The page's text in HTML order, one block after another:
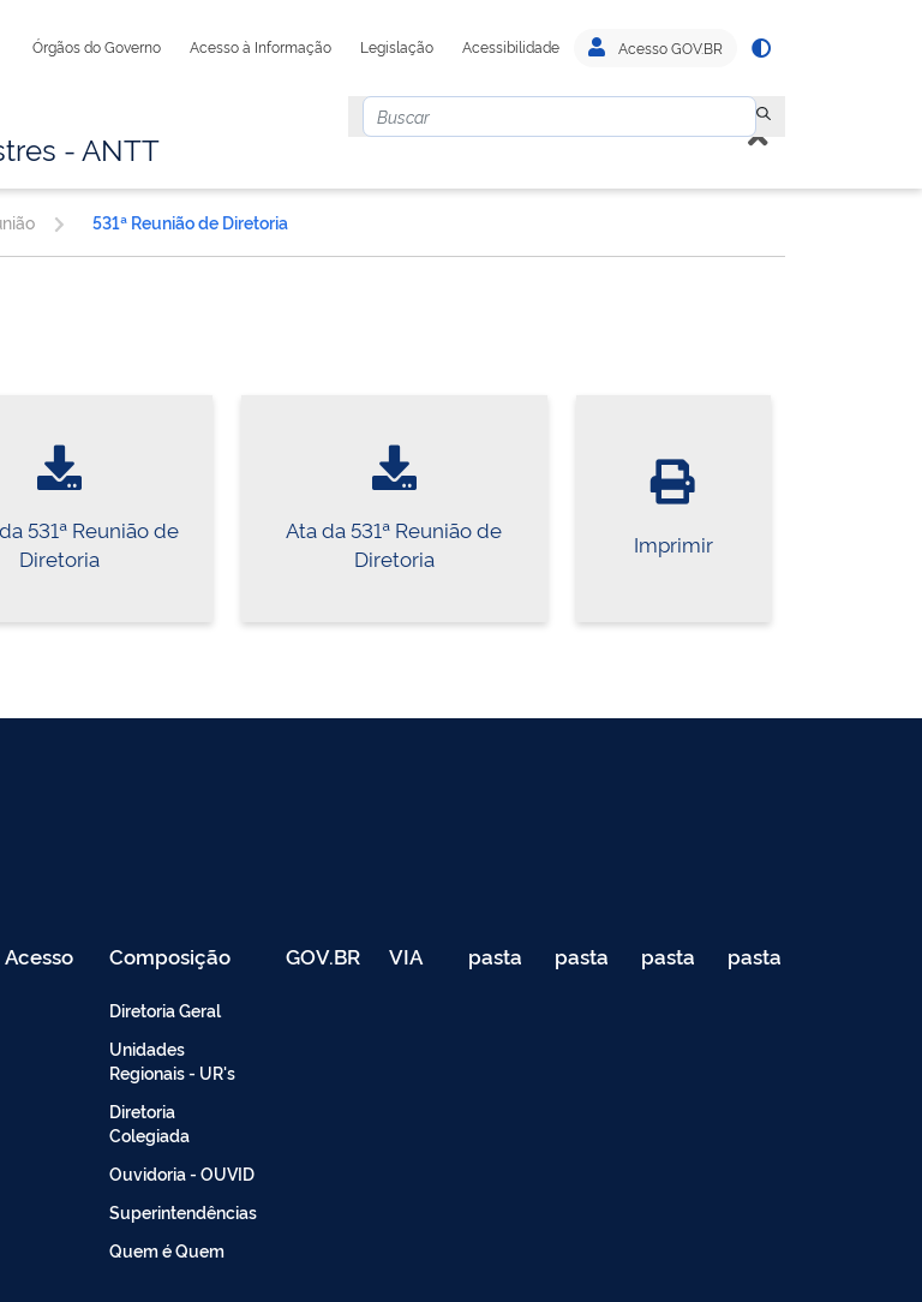
Órgãos do Governo Acesso à Informação Legislação Acessibilidade Acesso GOV.BR
- ANTT
531ª Reunião de Diretoria
531ª Reunião de
Diretoria
Ata da 531ª Reunião de
Diretoria
Imprimir
Acesso Composição
Diretoria Geral
Unidades
Regionais - UR's
Diretoria
Colegiada
Ouvidoria - OUVID
Superintendências
Quem é Quem
GOV.BR VIA pasta
de
pasta
de
pasta
de
pasta
de